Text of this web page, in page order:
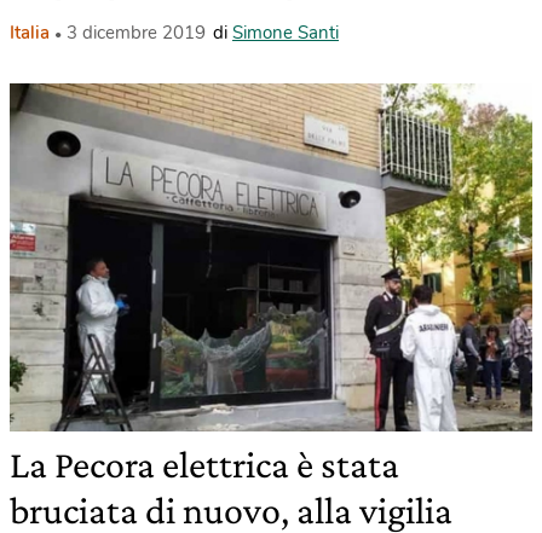
Italia 3 dicembre 2019 di Simone Santi
La Pecora elettrica è stata
bruciata di nuovo, alla vigilia